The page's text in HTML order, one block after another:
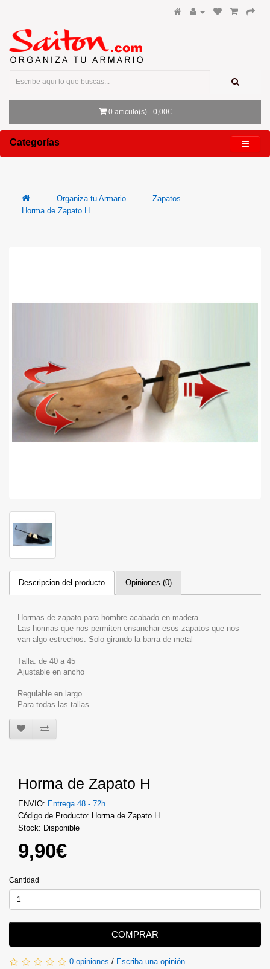
0 articulo(s) - 0,00€
Categorías
Organiza tu Armario
Zapatos
Horma de Zapato H
Descripcion del producto Opiniones (0)
Hormas de zapato para hombre acabado en madera.
Las hormas que nos permiten ensanchar esos zapatos que nos
van algo estrechos. Solo girando la barra de metal
Talla: de 40 a 45
Ajustable en ancho
Regulable en largo
Para todas las tallas
Horma de Zapato H
ENVIO: Entrega 48 - 72h
Código de Producto: Horma de Zapato H
Stock: Disponible
9,90€
Cantidad
COMPRAR
0 opiniones / Escriba una opinión